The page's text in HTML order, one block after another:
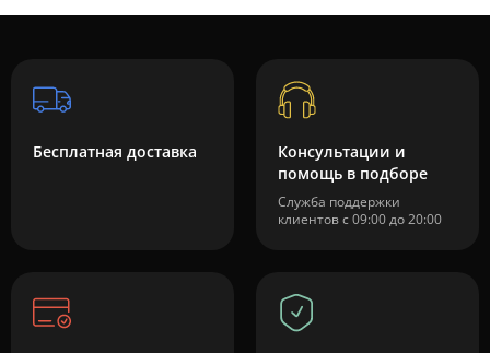
Бесплатная доставка
Консультации и
помощь в подборе
Служба поддержки
клиентов с 09:00 до 20:00